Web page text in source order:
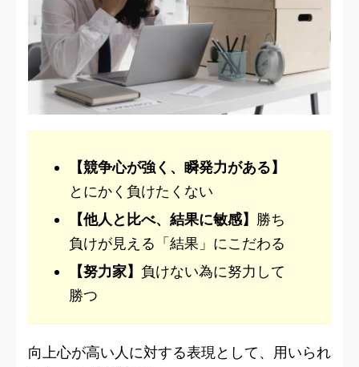
【競争心が強く、瞬発力がある】
とにかく負けたくない
【他人と比べ、結果に敏感】 勝ち
負けが見える「結果」にこだわる
【努力家】 負けない為に努力して
勝つ
向上心が高い人に対する表現として、用いられ